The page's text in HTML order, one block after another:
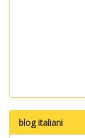
blog italiani